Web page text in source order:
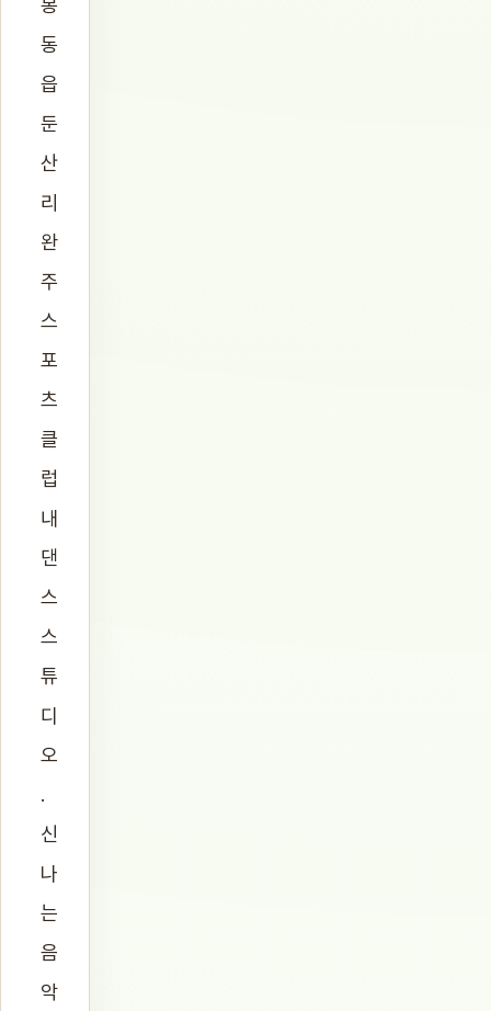
봉
동
읍
둔
산
리
완
주
스
포
츠
클
럽
내
댄
스
스
튜
디
오
.
신
나
는
음
악